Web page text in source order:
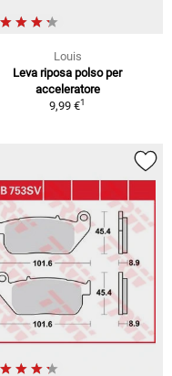
Louis
Leva riposa polso per
acceleratore
9,99 €1